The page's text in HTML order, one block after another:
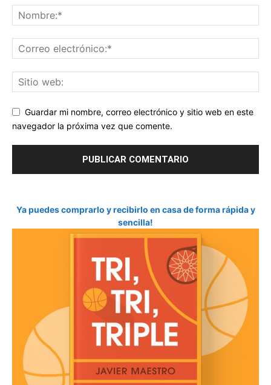
Guardar mi nombre, correo electrónico y sitio web en este
navegador la próxima vez que comente.
Ya puedes comprarlo y recibirlo en casa de forma rápida y
sencilla!